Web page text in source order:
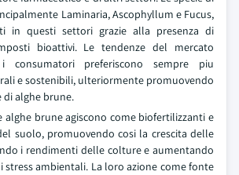
Laminaria, Ascophyllum e Fucus,
in questi settori grazie alla presenza di
bioattivi. Le tendenze del mercato
consumatori preferiscono sempre piu
e sostenibili, ulteriormente promuovendo
di alghe brune.
alghe brune agiscono come biofertilizzanti e
suolo, promuovendo cosi la crescita delle
i rendimenti delle colture e aumentando
stress ambientali. La loro azione come fonte